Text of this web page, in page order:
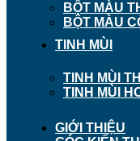
BỘT MÀU
BỘT MÀU
TINH MÙI
TINH MÙI
TINH MÙI
GIỚI THIỆU